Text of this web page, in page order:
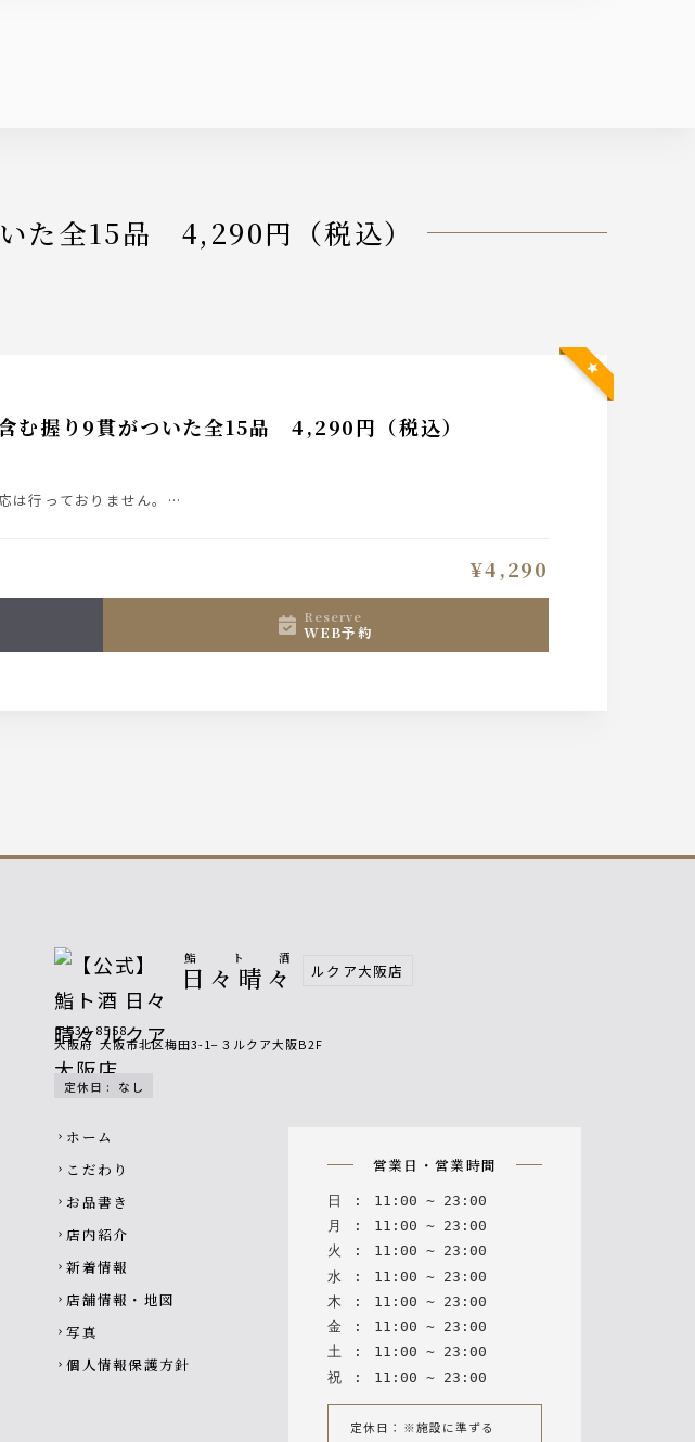
いた全15品 4,290円（税込）
む握り9貫がついた全15品 4,290円（税込）
行っておりません。
¥4,290
reserve
WEB予約
鮨ト酒
日々晴々 ルクア大阪店
〒530-8558
大阪府 大阪市北区梅田3-1−３ルクア大阪B2F
定休日 : なし
Footer navigation
chevron_right ホーム
chevron_right こだわり
chevron_right お品書き
chevron_right 店内紹介
chevron_right 新着情報
chevron_right 店舗情報・地図
chevron_right 写真
chevron_right 個人情報保護方針
営業日・営業時間
日 : 11 : 00 ~ 23 : 00
月
: 11 : 00 ~ 23 : 00
火
: 11 : 00 ~ 23 : 00
水
: 11 : 00 ~ 23 : 00
木
: 11 : 00 ~ 23 : 00
金
: 11 : 00 ~ 23 : 00
土
: 11 : 00 ~ 23 : 00
祝 : 11 : 00 ~ 23 : 00
定休日：※施設に準ずる